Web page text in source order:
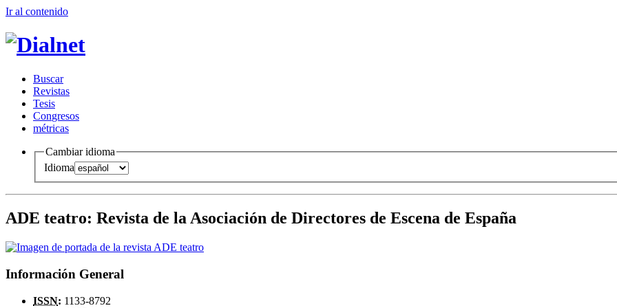
Ir al contenido
Buscar
Revistas
Tesis
Congresos
métricas
Cambiar idioma
Idioma
ADE teatro: Revista de la Asociación de Directores de Escena de España
Información General
ISSN: 1133-8792